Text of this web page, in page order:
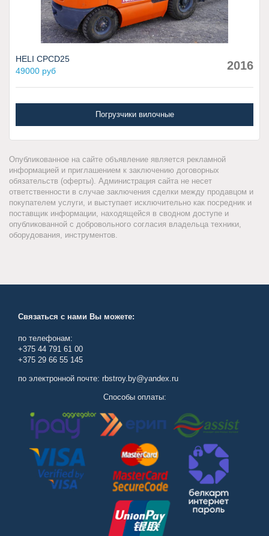
HELI CPCD25
49000 руб
2016
Погрузчики вилочные
Опубликованное на сайте объявление является рекламной
информацией и приглашением к заключению договорных
обязательств (оферты). Администрация сайта не несет
ответственности в случае заключения сделки между продавцом и
покупателем услуги, и выступает исключительно как посредник и
поставщик информации, находящейся в сводном доступе и
опубликованной с добровольного согласия владельца техники,
оборудования, инструментов.
Связаться с нами Вы можете:
по телефонам:
+375 44 791 61 00
+375 29 66 55 145
по электронной почте: rbstroy.by@yandex.ru
Способы оплаты: